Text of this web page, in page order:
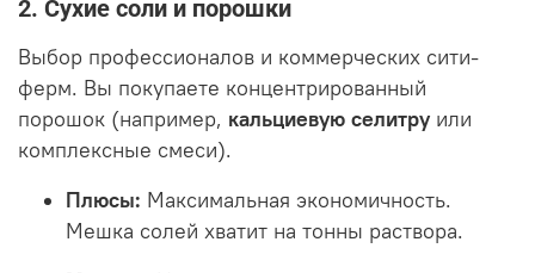
2. Сухие соли и порошки
Выбор профессионалов и коммерческих сити-
ферм. Вы покупаете концентрированный
порошок (например, кальциевую селитру или
комплексные смеси).
Плюсы: Максимальная экономичность.
Мешка солей хватит на тонны раствора.